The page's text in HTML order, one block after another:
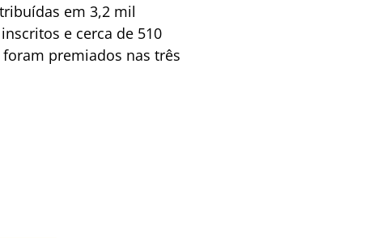
em 3,2 mil
e cerca de 510
premiados nas três